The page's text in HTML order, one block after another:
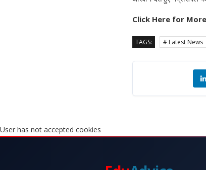
Click Here for More
TAGS: # Latest News
User has not accepted cookies